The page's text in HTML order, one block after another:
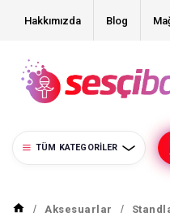
Hakkımızda Blog
TÜM KATEGORILER
Aksesuarlar